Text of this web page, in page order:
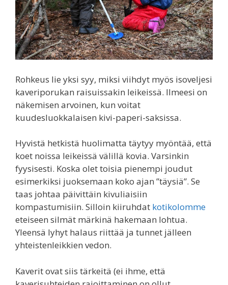
Rohkeus lie yksi syy, miksi viihdyt myös isoveljesi
kaveriporukan raisuissakin leikeissä. Ilmeesi on
näkemisen arvoinen, kun voitat
kuudesluokkalaisen kivi-paperi-saksissa.
Hyvistä hetkistä huolimatta täytyy myöntää, että
koet noissa leikeissä välillä kovia. Varsinkin
fyysisesti. Koska olet toisia pienempi joudut
esimerkiksi juoksemaan koko ajan ”täysiä”. Se
taas johtaa päivittäin kivuliaisiin
kompastumisiin. Silloin kiiruhdat kotikolomme
eteiseen silmät märkinä hakemaan lohtua.
Yleensä lyhyt halaus riittää ja tunnet jälleen
yhteistenleikkien vedon.
Kaverit ovat siis tärkeitä (ei ihme, että